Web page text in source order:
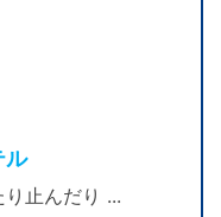
ル
止んだり ...